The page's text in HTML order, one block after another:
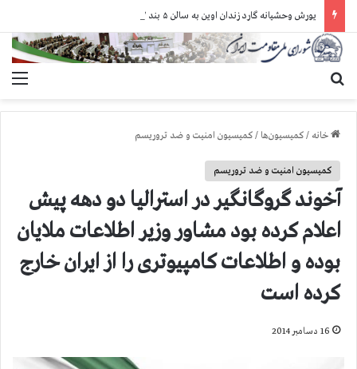
یورش وحشیانه گارد زندان اوین به سالن ۵ بند ۷ و ضرب و شتم زندانیان
خانه /کمیسیون‌ها /کمیسیون امنیت و ضد تروریسم
کمیسیون امنیت و ضد تروریسم
آخوند گروگانگیر در استرالیا دو دهه پیش
اعلام كرده بود مشاور وزیر اطلاعات ملایان
بوده و اطلاعات كامپیوتری را از ایران خارج
كرده است
16 دسامبر 2014